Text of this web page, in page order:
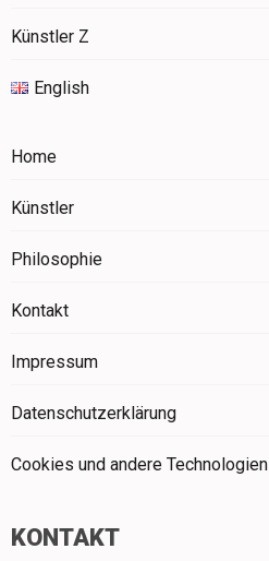
Künstler Z
English
Home
Künstler
Philosophie
Kontakt
Impressum
Datenschutzerklärung
Cookies und andere Technologien
KONTAKT